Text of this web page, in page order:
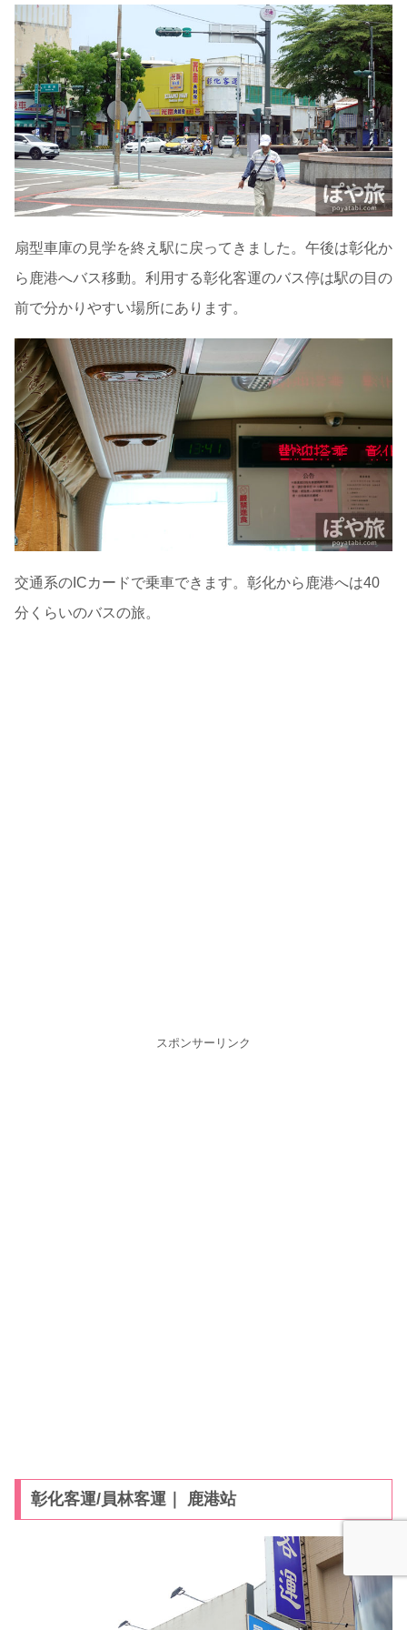
扇型車庫の見学を終え駅に戻ってきました。午後は彰化か
ら鹿港へバス移動。利用する彰化客運のバス停は駅の目の
前で分かりやすい場所にあります。
交通系のICカードで乗車できます。彰化から鹿港へは40
分くらいのバスの旅。
スポンサーリンク
彰化客運/員林客運｜ 鹿港站